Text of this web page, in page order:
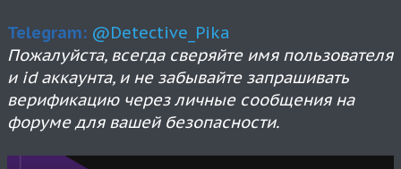
Telegram: @Detective_Pika
Пожалуйста, всегда сверяйте имя пользователя
и id аккаунта, и не забывайте запрашивать
верификацию через личные сообщения на
форуме для вашей безопасности.